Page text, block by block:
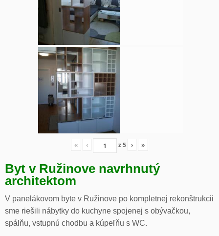
« ‹ z5 › »
Byt v Ružinove navrhnutý
architektom
V panelákovom byte v Ružinove po kompletnej rekonštrukcii
sme riešili nábytky do kuchyne spojenej s obývačkou,
spálňu, vstupnú chodbu a kúpeľňu s WC.